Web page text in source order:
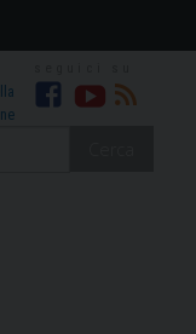
Facebook
Youtube
RSS